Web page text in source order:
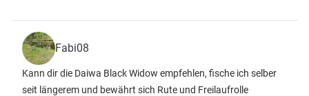
Fabi08
Kann dir die Daiwa Black Widow empfehlen, fische ich selber
seit längerem und bewährt sich Rute und Freilaufrolle